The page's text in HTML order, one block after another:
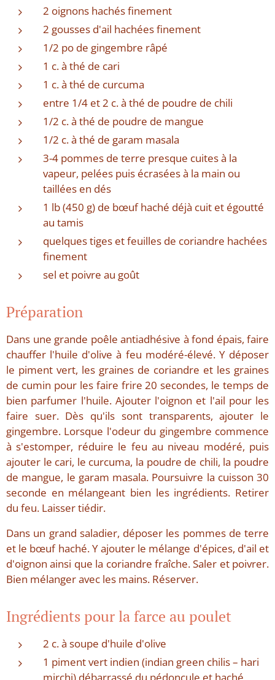
2 oignons hachés finement
2 gousses d'ail hachées finement
1/2 po de gingembre râpé
1 c. à thé de cari
1 c. à thé de curcuma
entre 1/4 et 2 c. à thé de poudre de chili
1/2 c. à thé de poudre de mangue
1/2 c. à thé de garam masala
3-4 pommes de terre presque cuites à la
vapeur, pelées puis écrasées à la main ou
taillées en dés
1 lb (450 g) de bœuf haché déjà cuit et égoutté
au tamis
quelques tiges et feuilles de coriandre hachées
finement
sel et poivre au goût
Préparation
Dans une grande poêle antiadhésive à fond épais, faire
chauffer l'huile d'olive à feu modéré-élevé. Y déposer
le piment vert, les graines de coriandre et les graines
de cumin pour les faire frire 20 secondes, le temps de
bien parfumer l'huile. Ajouter l'oignon et l'ail pour les
faire suer. Dès qu'ils sont transparents, ajouter le
gingembre. Lorsque l'odeur du gingembre commence
à s'estomper, réduire le feu au niveau modéré, puis
ajouter le cari, le curcuma, la poudre de chili, la poudre
de mangue, le garam masala. Poursuivre la cuisson 30
seconde en mélangeant bien les ingrédients. Retirer
du feu. Laisser tiédir.
Dans un grand saladier, déposer les pommes de terre
et le bœuf haché. Y ajouter le mélange d'épices, d'ail et
d'oignon ainsi que la coriandre fraîche. Saler et poivrer.
Bien mélanger avec les mains. Réserver.
Ingrédients pour la farce au poulet
2 c. à soupe d'huile d'olive
1 piment vert indien (indian green chilis – hari
mirchi) débarrassé du pédoncule et haché